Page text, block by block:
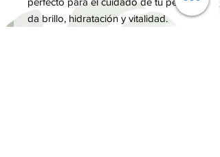
da brillo, hidratación y vitalidad.